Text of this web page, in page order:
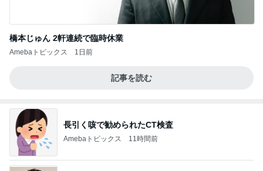
橋本じゅん 2軒連続で臨時休業
Amebaトピックス 1日前
記事を読む
長引く咳で勧められたCT検査
Amebaトピックス 11時間前